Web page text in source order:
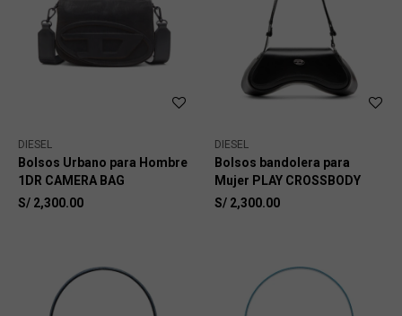
DIESEL
Bolsos Urbano para Hombre
1DR CAMERA BAG
S/ 2,300.00
DIESEL
Bolsos bandolera para
Mujer PLAY CROSSBODY
S/ 2,300.00